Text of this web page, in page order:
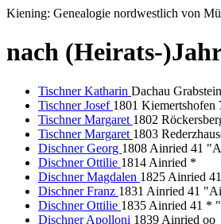
Kiening: Genealogie nordwestlich von
nach (Heirats-
Tischner Katharin Dachau Grabstein
Tischner Josef 1801
Tischner Margaret 1802
Tischner Margaret 1803
Dischner Georg 1808 Ainried 41
Dischner Ottilie 1814 Ainried *
Dischner Magdalen 1825 Ainried
Dischner Franz 1831 Ainried 41
Dischner Ottilie 1835 Ainried 41 *
Dischner Apolloni 1839 Ainried oo